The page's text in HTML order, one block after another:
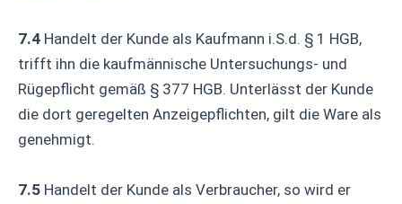
7.4 Handelt der Kunde als Kaufmann i.S.d. § 1 HGB,
trifft ihn die kaufmännische Untersuchungs- und
Rügepflicht gemäß § 377 HGB. Unterlässt der Kunde
die dort geregelten Anzeigepflichten, gilt die Ware als
genehmigt.
7.5 Handelt der Kunde als Verbraucher, so wird er